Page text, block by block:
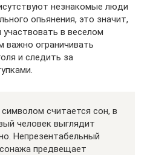
незнакомые люди
опьянения, это значит,
в веселом
важно ограничивать
и следить за
считается сон, в
человек выглядит
Непрезентабельный
предвещает